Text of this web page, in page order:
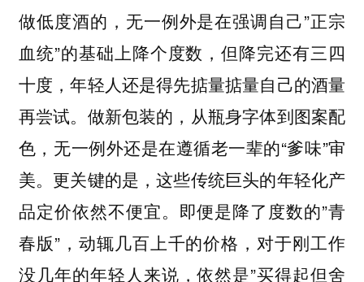
做低度酒的，无一例外是在强调自己”正宗
血统”的基础上降个度数，但降完还有三四
十度，年轻人还是得先掂量掂量自己的酒量
再尝试。做新包装的，从瓶身字体到图案配
色，无一例外还是在遵循老一辈的“爹味”审
美。更关键的是，这些传统巨头的年轻化产
品定价依然不便宜。即便是降了度数的”青
春版”，动辄几百上千的价格，对于刚工作
没几年的年轻人来说，依然是”买得起但舍